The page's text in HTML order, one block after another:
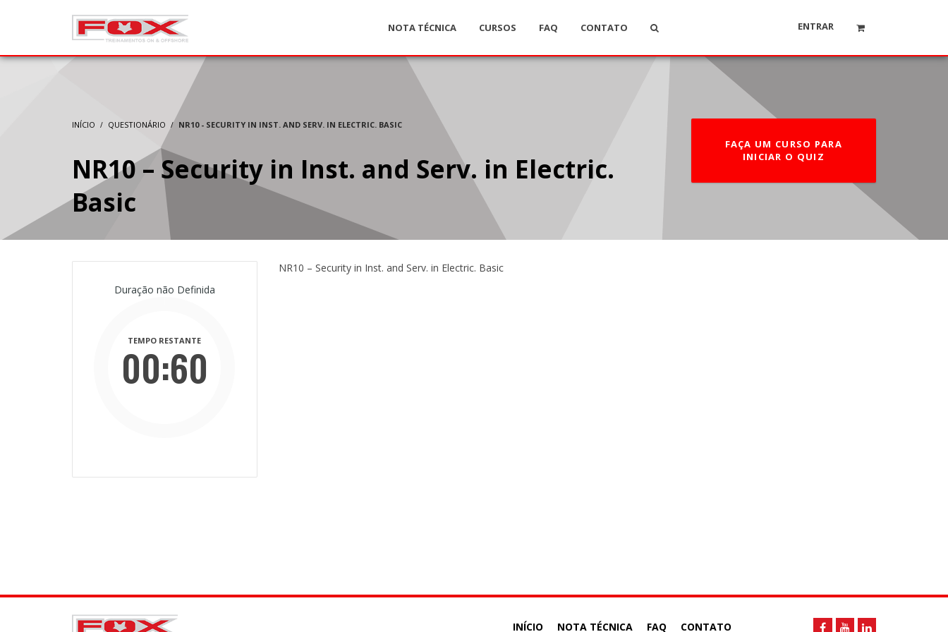
NOTA TÉCNICA CURSOS FAQ CONTATO ENTRAR
INÍCIO QUESTIONÁRIO NR10 - SECURITY IN INST. AND SERV. IN ELECTRIC. BASIC
NR10 – Security in Inst. and Serv. in Electric.
Basic
FAÇA UM CURSO PARA
INICIAR O QUIZ
NR10 – Security in Inst. and Serv. in Electric. Basic
Duração não Definida
00:60
TEMPO RESTANTE
INÍCIO NOTA TÉCNICA FAQ CONTATO